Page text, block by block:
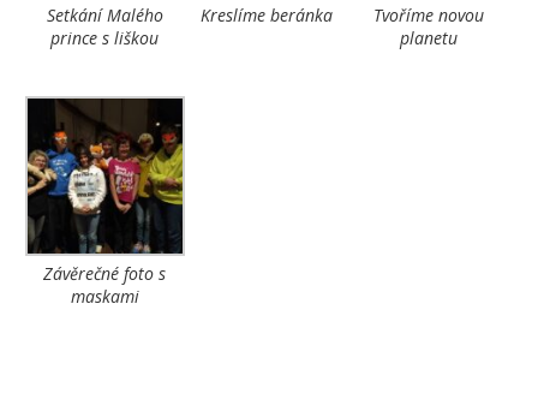
Setkání Malého
prince s liškou
Kreslíme beránka
Tvoříme novou
planetu
Závěrečné foto s
maskami